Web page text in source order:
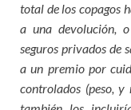
total de los copagos
a una devolución,
seguros privados de
a un premio por
controlados (peso, y